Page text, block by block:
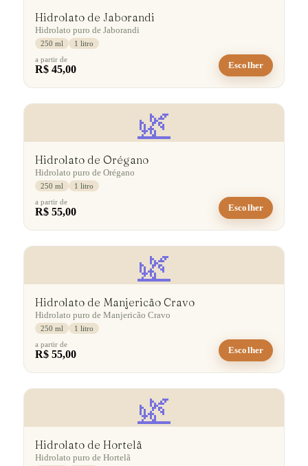
Hidrolato de Jaborandi
Hidrolato puro de Jaborandi
250 ml
1 litro
a partir de
R$ 45,00 Escolher
🌿
Hidrolato de Orégano
Hidrolato puro de Orégano
250 ml
1 litro
a partir de
R$ 55,00 Escolher
🌿
Hidrolato de Manjericão Cravo
Hidrolato puro de Manjericão Cravo
250 ml
1 litro
a partir de
R$ 55,00 Escolher
🌿
Hidrolato de Hortelã
Hidrolato puro de Hortelã